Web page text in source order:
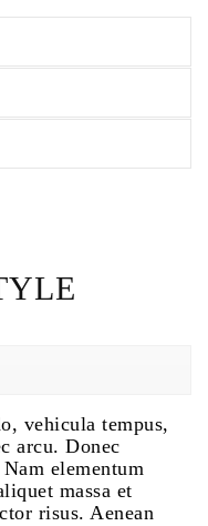
vehicula tempus,
arcu. Donec
elementum
massa et
risus. Aenean